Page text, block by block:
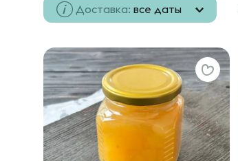
Доставка: все даты